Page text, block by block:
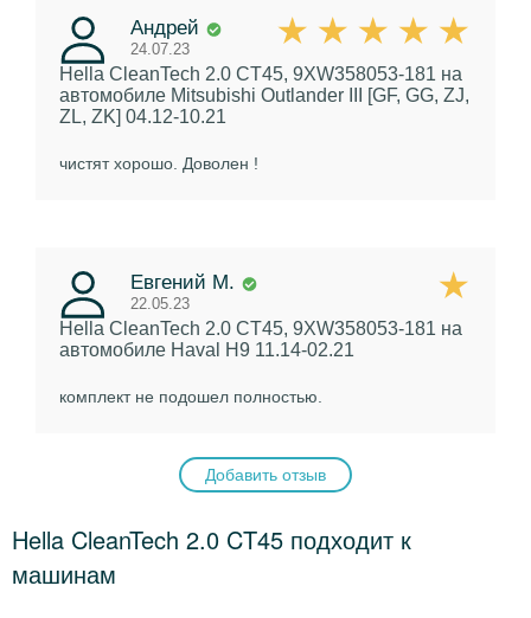
Андрей
24.07.23
Hella CleanTech 2.0 CT45, 9XW358053-181 на
автомобиле Mitsubishi Outlander III [GF, GG, ZJ,
ZL, ZK] 04.12-10.21
чистят хорошо. Доволен !
Евгений М.
22.05.23
Hella CleanTech 2.0 CT45, 9XW358053-181 на
автомобиле Haval H9 11.14-02.21
комплект не подошел полностью.
Добавить отзыв
Hella CleanTech 2.0 CT45 подходит к
машинам